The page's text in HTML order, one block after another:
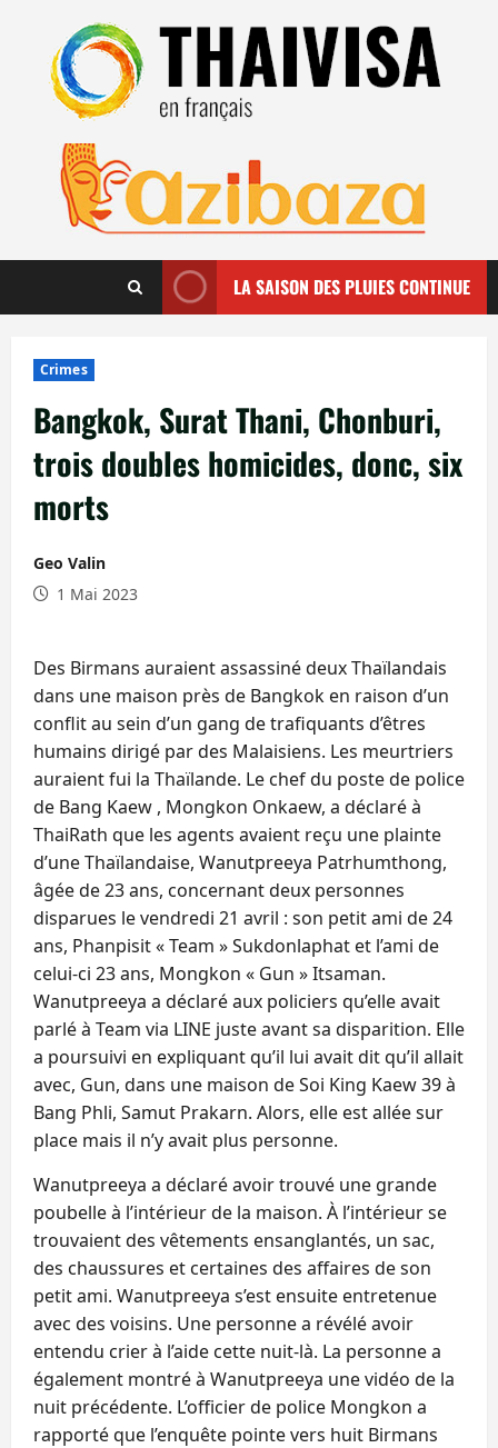
contenu
LA SAISON DES PLUIES CONTINUE
Crimes
Bangkok, Surat Thani, Chonburi,
trois doubles homicides, donc, six
morts
Geo Valin
1 Mai 2023
Des Birmans auraient assassiné deux Thaïlandais
dans une maison près de Bangkok en raison d’un
conflit au sein d’un gang de trafiquants d’êtres
humains dirigé par des Malaisiens. Les meurtriers
auraient fui la Thaïlande. Le chef du poste de police
de Bang Kaew , Mongkon Onkaew, a déclaré à
ThaiRath que les agents avaient reçu une plainte
d’une Thaïlandaise, Wanutpreeya Patrhumthong,
âgée de 23 ans, concernant deux personnes
disparues le vendredi 21 avril : son petit ami de 24
ans, Phanpisit « Team » Sukdonlaphat et l’ami de
celui-ci 23 ans, Mongkon « Gun » Itsaman.
Wanutpreeya a déclaré aux policiers qu’elle avait
parlé à Team via LINE juste avant sa disparition. Elle
a poursuivi en expliquant qu’il lui avait dit qu’il allait
avec, Gun, dans une maison de Soi King Kaew 39 à
Bang Phli, Samut Prakarn. Alors, elle est allée sur
place mais il n’y avait plus personne.
Wanutpreeya a déclaré avoir trouvé une grande
poubelle à l’intérieur de la maison. À l’intérieur se
trouvaient des vêtements ensanglantés, un sac,
des chaussures et certaines des affaires de son
petit ami. Wanutpreeya s’est ensuite entretenue
avec des voisins. Une personne a révélé avoir
entendu crier à l’aide cette nuit-là. La personne a
également montré à Wanutpreeya une vidéo de la
nuit précédente. L’officier de police Mongkon a
rapporté que l’enquête pointe vers huit Birmans